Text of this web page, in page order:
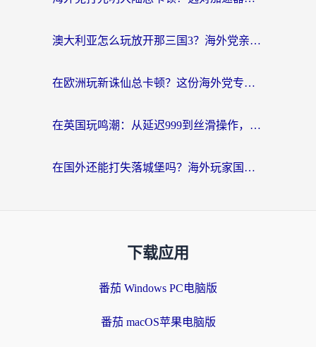
澳大利亚怎么玩放开那三国3？海外党亲测有效的国服游戏加速指南
在欧洲玩新诛仙总卡顿？这份海外党专属加速器指南帮你解决延迟难题
在英国玩鸣潮：从延迟999到丝滑操作，我是怎么做到的？
在国外还能打失落城堡吗？海外玩家国服游戏加速终极指南（附北美玩online加速器下载技巧）
下载应用
番茄 Windows PC电脑版
番茄 macOS苹果电脑版